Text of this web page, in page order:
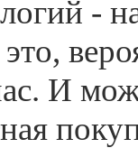
-
И